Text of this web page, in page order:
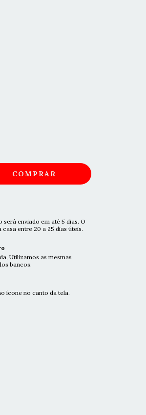
será enviado em até 5 dias. O
entre 20 a 25 dias úteis.
Utilizamos as mesmas
bancos.
ícone no canto da tela.